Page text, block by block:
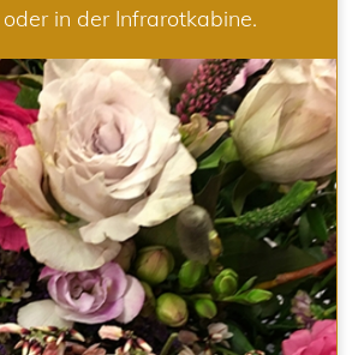
in der Infrarotkabine.
HOCHZEIT